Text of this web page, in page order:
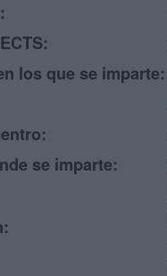
los que se imparte:
se imparte: